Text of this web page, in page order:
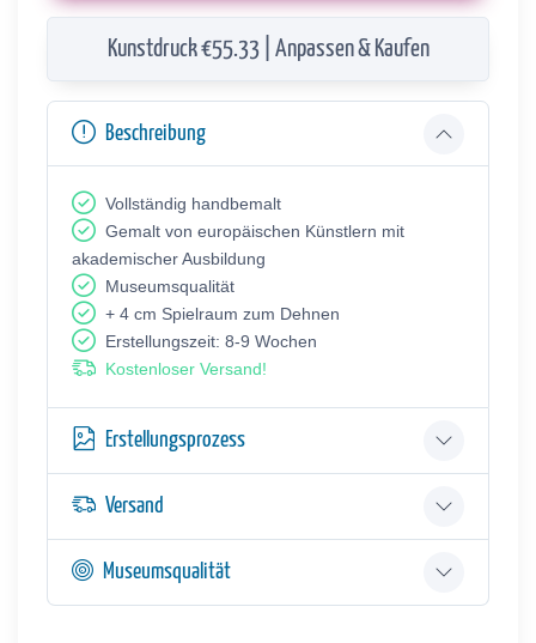
Kunstdruck €55.33 | Anpassen & Kaufen
Beschreibung
Vollständig handbemalt
Gemalt von europäischen Künstlern mit
akademischer Ausbildung
Museumsqualität
+ 4 cm Spielraum zum Dehnen
Erstellungszeit: 8-9 Wochen
Kostenloser Versand!
Erstellungsprozess
Versand
Museumsqualität